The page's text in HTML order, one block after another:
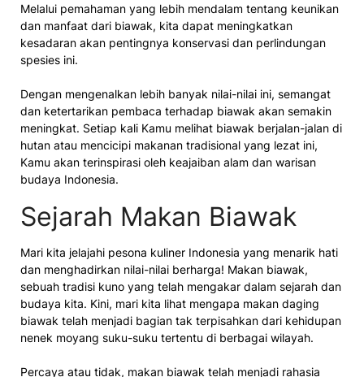
Melalui pemahaman yang lebih mendalam tentang keunikan
dan manfaat dari biawak, kita dapat meningkatkan
kesadaran akan pentingnya konservasi dan perlindungan
spesies ini.
Dengan mengenalkan lebih banyak nilai-nilai ini, semangat
dan ketertarikan pembaca terhadap biawak akan semakin
meningkat. Setiap kali Kamu melihat biawak berjalan-jalan di
hutan atau mencicipi makanan tradisional yang lezat ini,
Kamu akan terinspirasi oleh keajaiban alam dan warisan
budaya Indonesia.
Sejarah Makan Biawak
Mari kita jelajahi pesona kuliner Indonesia yang menarik hati
dan menghadirkan nilai-nilai berharga! Makan biawak,
sebuah tradisi kuno yang telah mengakar dalam sejarah dan
budaya kita. Kini, mari kita lihat mengapa makan daging
biawak telah menjadi bagian tak terpisahkan dari kehidupan
nenek moyang suku-suku tertentu di berbagai wilayah.
Percaya atau tidak, makan biawak telah menjadi rahasia